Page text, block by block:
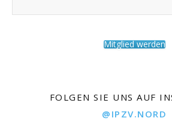
Mitglied werden
FOLGEN SIE UNS AUF
@IPZV.NORD